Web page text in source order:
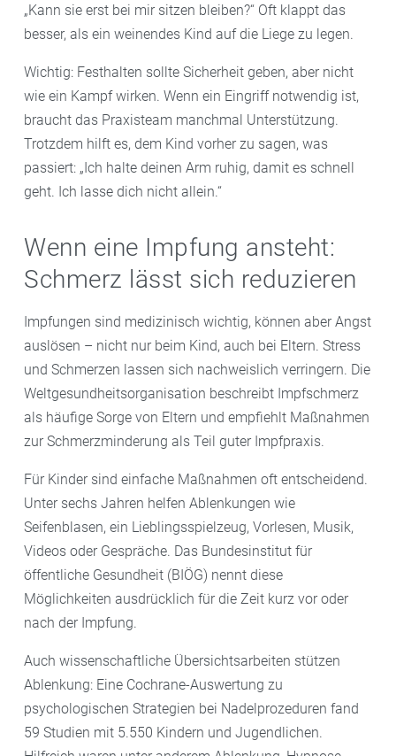
„Kann sie erst bei mir sitzen bleiben?“ Oft klappt das
besser, als ein weinendes Kind auf die Liege zu legen.
Wichtig: Festhalten sollte Sicherheit geben, aber nicht
wie ein Kampf wirken. Wenn ein Eingriff notwendig ist,
braucht das Praxisteam manchmal Unterstützung.
Trotzdem hilft es, dem Kind vorher zu sagen, was
passiert: „Ich halte deinen Arm ruhig, damit es schnell
geht. Ich lasse dich nicht allein.“
Wenn eine Impfung ansteht:
Schmerz lässt sich reduzieren
Impfungen sind medizinisch wichtig, können aber Angst
auslösen – nicht nur beim Kind, auch bei Eltern. Stress
und Schmerzen lassen sich nachweislich verringern. Die
Weltgesundheitsorganisation beschreibt Impfschmerz
als häufige Sorge von Eltern und empfiehlt Maßnahmen
zur Schmerzminderung als Teil guter Impfpraxis.
Für Kinder sind einfache Maßnahmen oft entscheidend.
Unter sechs Jahren helfen Ablenkungen wie
Seifenblasen, ein Lieblingsspielzeug, Vorlesen, Musik,
Videos oder Gespräche. Das Bundesinstitut für
öffentliche Gesundheit (BIÖG) nennt diese
Möglichkeiten ausdrücklich für die Zeit kurz vor oder
nach der Impfung.
Auch wissenschaftliche Übersichtsarbeiten stützen
Ablenkung: Eine Cochrane-Auswertung zu
psychologischen Strategien bei Nadelprozeduren fand
59 Studien mit 5.550 Kindern und Jugendlichen.